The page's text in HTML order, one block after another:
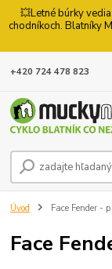
💥Letné búrky
chodníkoch. Blatníky
+420 724 478 823
Úvod Face Fender -
Face